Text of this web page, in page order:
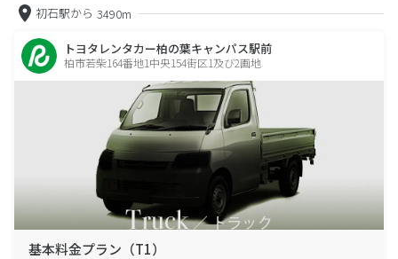
初石駅から 3490m
トヨタレンタカー柏の葉キャンパス駅前
柏市若柴164番地1中央154街区1及び2画地
基本料金プラン（T1）